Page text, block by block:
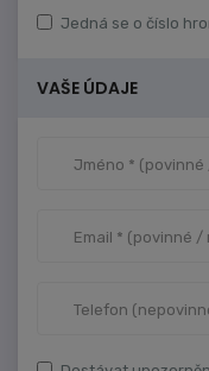
Jedná se o číslo
VAŠE ÚDAJE